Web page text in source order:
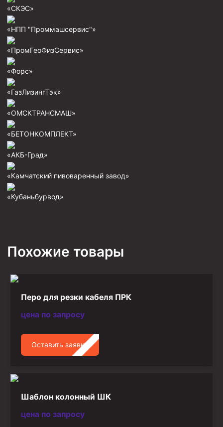
Элементы линии обвязки
«СКЭС»
«НПП "Проммашсервис"»
«ПромГеоФизСервис»
«Форс»
«ГазЛизингТэк»
«ОМСКТРАНСМАШ»
«БЕТОНКОМПЛЕКТ»
«АКБ-Град»
«Камчатский пивоваренный завод»
«Кубаньбурвод»
Похожие товары
Перо для резки кабеля ПРК
цена по запросу
Оставить заявку
Шаблон колонный ШК
цена по запросу